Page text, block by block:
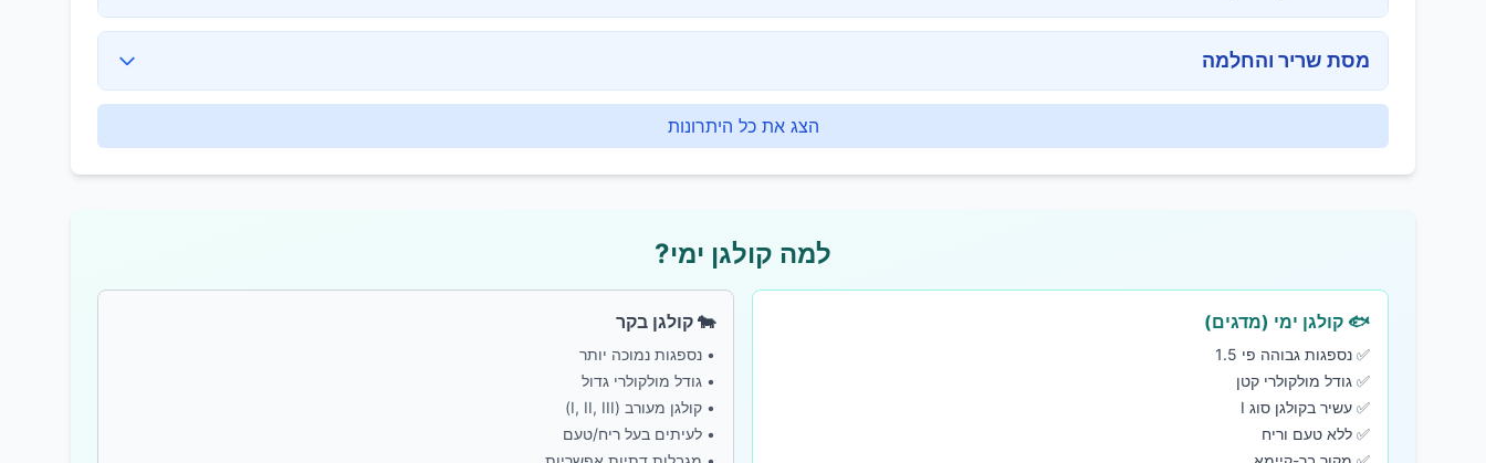
מסת שריר והחלמה
הצג את כל היתרונות
למה קולגן ימי?
🐟 קולגן ימי (מדגים)
✅ נספגות גבוהה פי 1.5
✅ גודל מולקולרי קטן
✅ עשיר בקולגן סוג I
✅ ללא טעם וריח
🐄 קולגן בקר
• נספגות נמוכה יותר
• גודל מולקולרי גדול
• קולגן מעורב (I, II, III)
• לעיתים בעל ריח/טעם